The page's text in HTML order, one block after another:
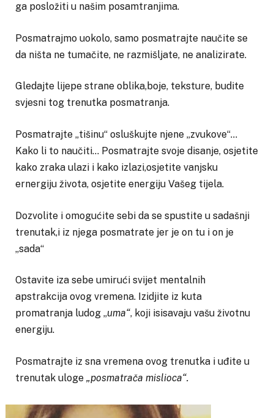
ga posložiti u našim posamtranjima.
Posmatrajmo uokolo, samo posmatrajte naučite se
da ništa ne tumačite, ne razmišljate, ne analizirate.
Gledajte lijepe strane oblika,boje, teksture, budite
svjesni tog trenutka posmatranja.
Posmatrajte „tišinu“ osluškujte njene „zvukove“…
Kako li to naučiti… Posmatrajte svoje disanje, osjetite
kako zraka ulazi i kako izlazi,osjetite vanjsku
ernergiju života, osjetite energiju Vašeg tijela.
Dozvolite i omogućite sebi da se spustite u sadašnji
trenutak,i iz njega posmatrate jer je on tu i on je
„sada“
Ostavite iza sebe umirući svijet mentalnih
apstrakcija ovog vremena. Izidjite iz kuta
promatranja ludog „uma“, koji isisavaju vašu životnu
energiju.
Posmatrajte iz sna vremena ovog trenutka i uđite u
trenutak uloge „posmatrača mislioca“.